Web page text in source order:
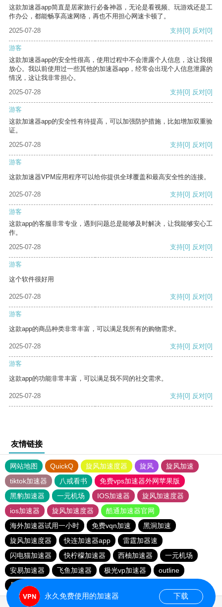
这款加速器app简直是居家旅行必备神器，无论是看视频、玩游戏还是工
作办公，都能畅享高速网络，再也不用担心网速卡顿了。
2025-07-28
支持[0] 反对[0]
游客
这款加速器app的安全性很高，使用过程中不会泄露个人信息，这让我很
放心。我以前使用过一些其他的加速器app，经常会出现个人信息泄露的
情况，这让我非常担心。
2025-07-28
支持[0] 反对[0]
游客
这款加速器app的安全性有待提高，可以加强防护措施，比如增加双重验
证。
2025-07-28
支持[0] 反对[0]
游客
这款加速器VPM应用程序可以给你提供全球覆盖和最高安全性的连接。
2025-07-28 支持[0] 反对[0]
游客
这款app的客服非常专业，遇到问题总是能够及时解决，让我能够安心工
作。
2025-07-28
支持[0] 反对[0]
游客
这个软件很好用
2025-07-28 支持[0] 反对[0]
游客
这款app的商品种类非常丰富，可以满足我所有的购物需求。
2025-07-28 支持[0] 反对[0]
游客
这款app的功能非常丰富，可以满足我不同的社交需求。
2025-07-28 支持[0] 反对[0]
友情链接
网站地图 QuickQ 旋风加速度器 旋风
旋风加速
tiktok加速器
八戒看书
免费vps加速器外网苹果版
黑豹加速器
一元机场 IOS加速器
旋风加速度器
ios加速器
旋风加速度器
酷通加速器官网
海外加速器试用一小时
免费vqn加速
黑洞加速
旋风加速度器
快连加速器app
雷霆加器速
闪电猫加速器
快柠檬加速器 西柚加速器
一元机场
安易加速器
飞鱼加速器 极光vp加速器
outline
暴雪vp永久免费加速器下载官网
永久免费使用的加速器 下载